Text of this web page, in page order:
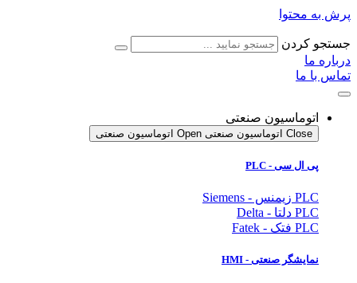
پرش به محتوا
جستجو کردن
درباره ما
تماس با ما
اتوماسیون صنعتی
Close اتوماسیون صنعتی Open اتوماسیون صنعتی
پی ال سی - PLC
PLC زیمنس - Siemens
PLC دلتا - Delta
PLC فتک - Fatek
نمایشگر صنعتی - HMI